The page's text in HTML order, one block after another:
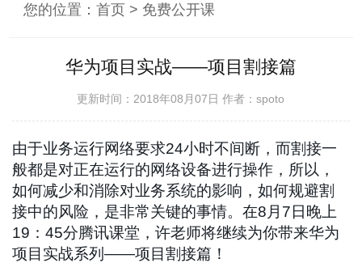
您的位置：首页 > 免费公开课
华为项目实战——项目割接篇
更新时间：2018年08月07日作者：spoto
由于业务运行网络要求24小时不间断，而割接一
般都是对正在运行的网络设备进行操作，所以，
如何减少和消除对业务系统的影响，如何规避割
接中的风险，是非常关键的事情。在8月7日晚上
19：45分腾讯课堂，许老师将继续为你带来华为
项目实战系列——项目割接篇！